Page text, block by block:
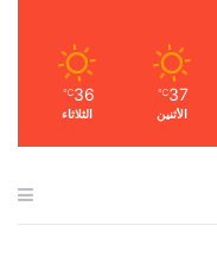
37
℃
الأثنين
36
℃
الثلاثاء